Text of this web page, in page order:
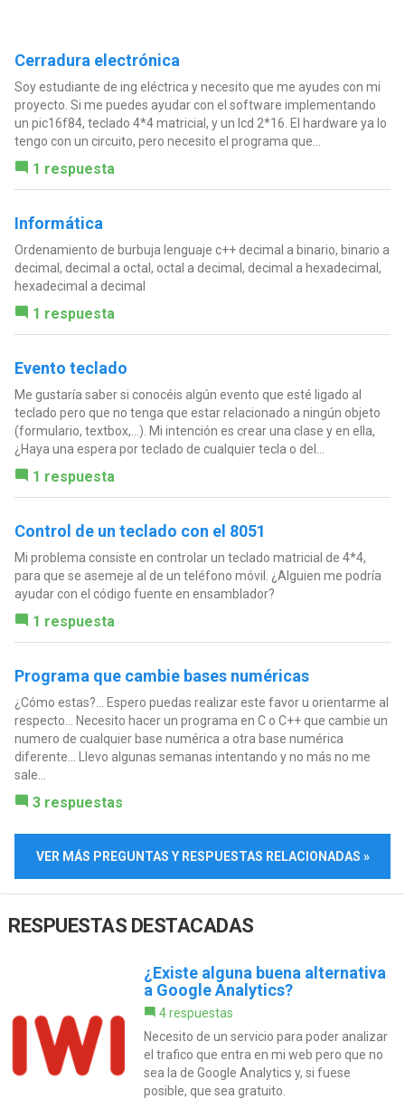
Cerradura electrónica
Soy estudiante de ing eléctrica y necesito que me ayudes con mi
proyecto. Si me puedes ayudar con el software implementando
un pic16f84, teclado 4*4 matricial, y un lcd 2*16. El hardware ya lo
tengo con un circuito, pero necesito el programa que...
1 respuesta
Informática
Ordenamiento de burbuja lenguaje c++ decimal a binario, binario a
decimal, decimal a octal, octal a decimal, decimal a hexadecimal,
hexadecimal a decimal
1 respuesta
Evento teclado
Me gustaría saber si conocéis algún evento que esté ligado al
teclado pero que no tenga que estar relacionado a ningún objeto
(formulario, textbox,...). Mi intención es crear una clase y en ella,
¿Haya una espera por teclado de cualquier tecla o del...
1 respuesta
Control de un teclado con el 8051
Mi problema consiste en controlar un teclado matricial de 4*4,
para que se asemeje al de un teléfono móvil. ¿Alguien me podría
ayudar con el código fuente en ensamblador?
1 respuesta
Programa que cambie bases numéricas
¿Cómo estas?... Espero puedas realizar este favor u orientarme al
respecto... Necesito hacer un programa en C o C++ que cambie un
numero de cualquier base numérica a otra base numérica
diferente... Llevo algunas semanas intentando y no más no me
sale...
3 respuestas
VER MÁS PREGUNTAS Y RESPUESTAS RELACIONADAS »
RESPUESTAS DESTACADAS
¿Existe alguna buena alternativa
a Google Analytics?
4 respuestas
Necesito de un servicio para poder analizar
el trafico que entra en mi web pero que no
sea la de Google Analytics y, si fuese
posible, que sea gratuito.